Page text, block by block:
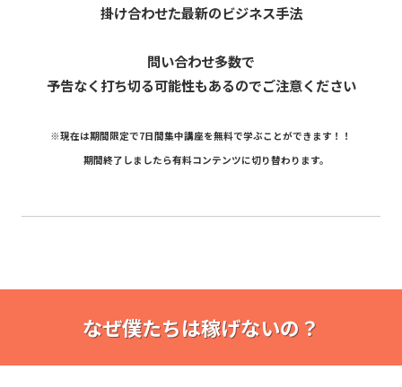
掛け合わせた最新のビジネス手法
問い合わせ多数で
予告なく打ち切る可能性もあるのでご注意ください
※現在は期間限定で7日間集中講座を無料で学ぶことができます！！
期間終了しましたら有料コンテンツに切り替わります。
なぜ僕たちは稼げないの？